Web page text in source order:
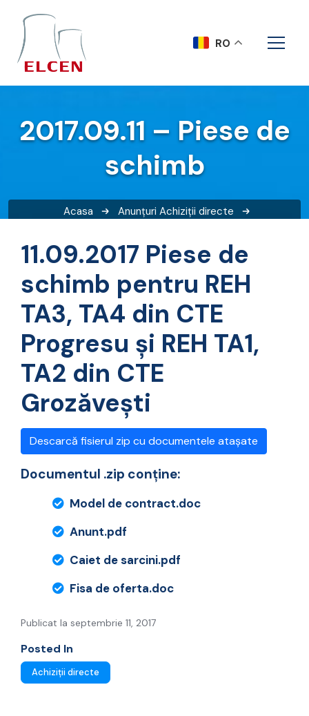
2017.09.11 – Piese de
schimb
Acasa Anunțuri Achiziții directe
11.09.2017 Piese de
schimb pentru REH
TA3, TA4 din CTE
Progresu și REH TA1,
TA2 din CTE
Grozăvești
Descarcă fisierul zip cu documentele atașate
Documentul .zip conține:
Model de contract.doc
Anunt.pdf
Caiet de sarcini.pdf
Fisa de oferta.doc
Publicat la septembrie 11, 2017
Posted In
Achiziții directe
RO